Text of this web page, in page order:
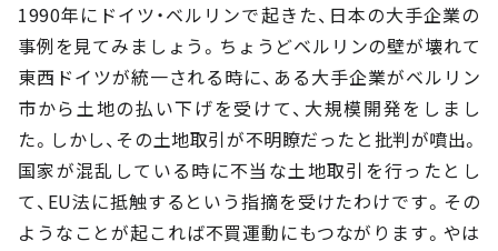
1990年にドイツ・ベルリンで起きた、日本の大手企業の
事例を見てみましょう。ちょうどベルリンの壁が壊れて
東西ドイツが統一される時に、ある大手企業がベルリン
市から土地の払い下げを受けて、大規模開発をしまし
た。しかし、その土地取引が不明瞭だったと批判が噴出。
国家が混乱している時に不当な土地取引を行ったとし
て、EU法に抵触するという指摘を受けたわけです。その
ようなことが起これば不買運動にもつながります。やは